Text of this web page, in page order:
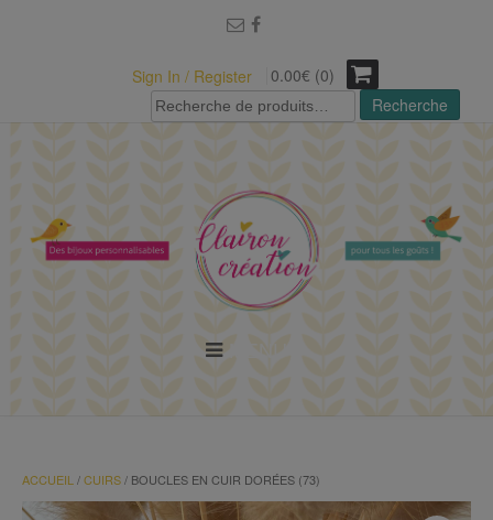
Sign In / Register
0.00€ (0)
Recherche
pour :
Recherche
ACCUEIL /CUIRS/ BOUCLES EN CUIR DORÉES (73)